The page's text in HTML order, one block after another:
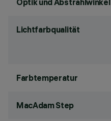
Optik und Abstrahlwinkel
Lichtfarbqualität
Farbtemperatur
MacAdam Step